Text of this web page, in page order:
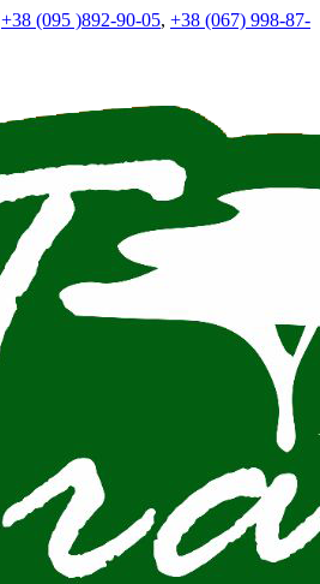
+38 (095 )892-90-05, +38 (067) 998-87-